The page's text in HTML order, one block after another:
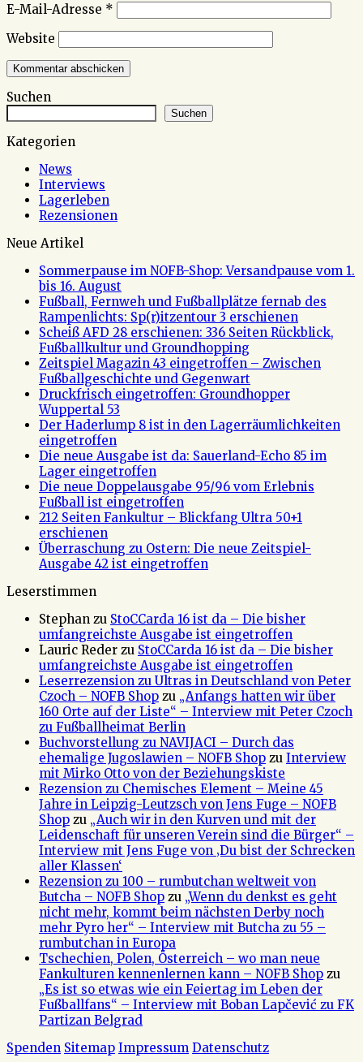
E-Mail-Adresse *
Website
Suchen
Suchen
Kategorien
News
Interviews
Lagerleben
Rezensionen
Neue Artikel
Sommerpause im NOFB-Shop: Versandpause vom 1.
bis 16. August
Fußball, Fernweh und Fußballplätze fernab des
Rampenlichts: Sp(r)itzentour 3 erschienen
Scheiß AFD 28 erschienen: 336 Seiten Rückblick,
Fußballkultur und Groundhopping
Zeitspiel Magazin 43 eingetroffen – Zwischen
Fußballgeschichte und Gegenwart
Druckfrisch eingetroffen: Groundhopper
Wuppertal 53
Der Haderlump 8 ist in den Lagerräumlichkeiten
eingetroffen
Die neue Ausgabe ist da: Sauerland-Echo 85 im
Lager eingetroffen
Die neue Doppelausgabe 95/96 vom Erlebnis
Fußball ist eingetroffen
212 Seiten Fankultur – Blickfang Ultra 50+1
erschienen
Überraschung zu Ostern: Die neue Zeitspiel-
Ausgabe 42 ist eingetroffen
Leserstimmen
Stephan zu StoCCarda 16 ist da – Die bisher
umfangreichste Ausgabe ist eingetroffen
Lauric Reder zu StoCCarda 16 ist da – Die bisher
umfangreichste Ausgabe ist eingetroffen
Leserrezension zu Ultras in Deutschland von Peter
Czoch – NOFB Shop zu „Anfangs hatten wir über
160 Orte auf der Liste“ – Interview mit Peter Czoch
zu Fußballheimat Berlin
Buchvorstellung zu NAVIJACI – Durch das
ehemalige Jugoslawien – NOFB Shop zu Interview
mit Mirko Otto von der Beziehungskiste
Rezension zu Chemisches Element – Meine 45
Jahre in Leipzig-Leutzsch von Jens Fuge – NOFB
Shop zu „Auch wir in den Kurven und mit der
Leidenschaft für unseren Verein sind die Bürger“ –
Interview mit Jens Fuge von ‚Du bist der Schrecken
aller Klassen‘
Rezension zu 100 – rumbutchan weltweit von
Butcha – NOFB Shop zu „Wenn du denkst es geht
nicht mehr, kommt beim nächsten Derby noch
mehr Pyro her“ – Interview mit Butcha zu 55 –
rumbutchan in Europa
Tschechien, Polen, Österreich – wo man neue
Fankulturen kennenlernen kann – NOFB Shop zu
„Es ist so etwas wie ein Feiertag im Leben der
Fußballfans“ – Interview mit Boban Lapčević zu FK
Partizan Belgrad
Spenden Sitemap Impressum Datenschutz